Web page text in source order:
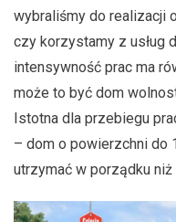
wybraliśmy do realizacji
czy korzystamy z usług
intensywność prac ma
może to być dom
Istotna dla przebiegu
– dom o powierzchni do
utrzymać w porządku